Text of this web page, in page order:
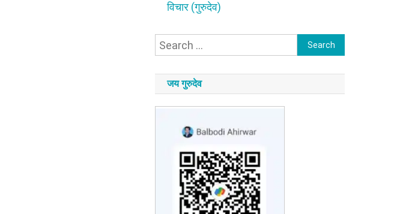
विचार (गुरुदेव)
Search
जय गुरुदेव